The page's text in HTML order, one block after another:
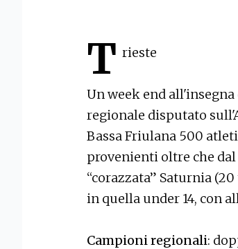
T rieste
Un week end
regionale disputato
Bassa Friulana 500
provenienti oltre che dal
“corazzata” Saturnia
in quella under 14, con
Campioni regionali: